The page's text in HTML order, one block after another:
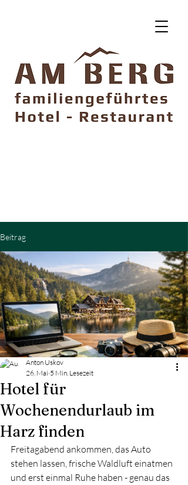
Beitrag
Hotel für
Wochenendurlaub im
Harz finden
Anton Uskov
26. Mai 5 Min. Lesezeit
Freitagabend ankommen, das Auto
stehen lassen, frische Waldluft einatmen
und erst einmal Ruhe haben - genau das